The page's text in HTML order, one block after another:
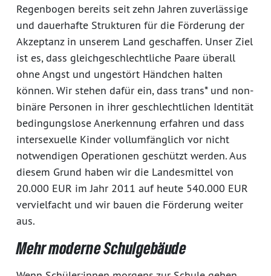
Regenbogen bereits seit zehn Jahren zuverlässige
und dauerhafte Strukturen für die Förderung der
Akzeptanz in unserem Land geschaffen. Unser Ziel
ist es, dass gleichgeschlechtliche Paare überall
ohne Angst und ungestört Händchen halten
können. Wir stehen dafür ein, dass trans* und non-
binäre Personen in ihrer geschlechtlichen Identität
bedingungslose Anerkennung erfahren und dass
intersexuelle Kinder vollumfänglich vor nicht
notwendigen Operationen geschützt werden. Aus
diesem Grund haben wir die Landesmittel von
20.000 EUR im Jahr 2011 auf heute 540.000 EUR
vervielfacht und wir bauen die Förderung weiter
aus.
Mehr moderne Schulgebäude